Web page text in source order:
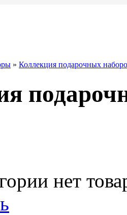
» Коллекция подарочных
нет